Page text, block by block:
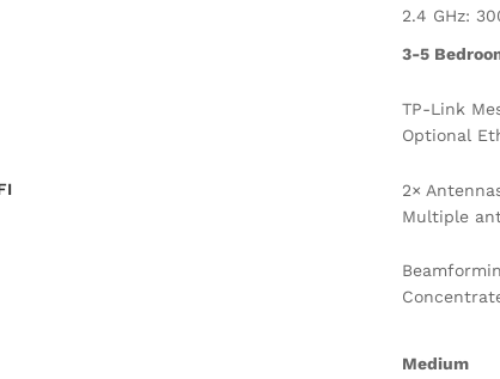
2.4 GHz:
3-5
TP-Link
Optional
2×
Multiple
Medium